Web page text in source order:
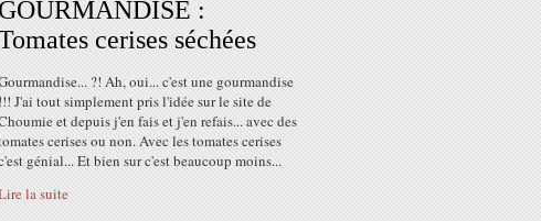
GOURMANDISE :
cerises séchées
?! Ah, oui... c'est une gourmandise
!!! J'ai tout simplement pris l'idée sur le site de
et depuis j'en fais et j'en refais... avec des
cerises ou non. Avec les tomates cerises
génial... Et bien sur c'est beaucoup moins...
la suite